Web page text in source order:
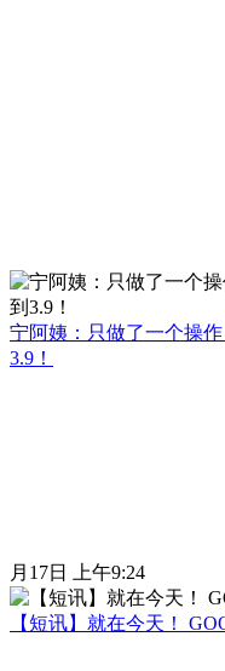
宁阿姨：只做了一个操
3.9！
月17日 上午9:24
【短讯】就在今天！